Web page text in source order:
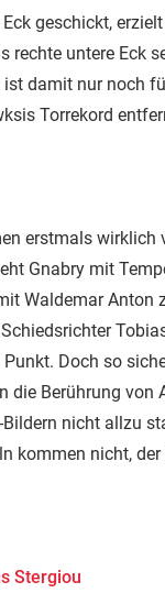
geschickt,
rechte untere Eck
damit nur noch
Torrekord
erstmals wirklich
Gnabry mit
Waldemar Anton
Doch so
die Berührung von
nicht allzu
kommen nicht, der
Stergiou